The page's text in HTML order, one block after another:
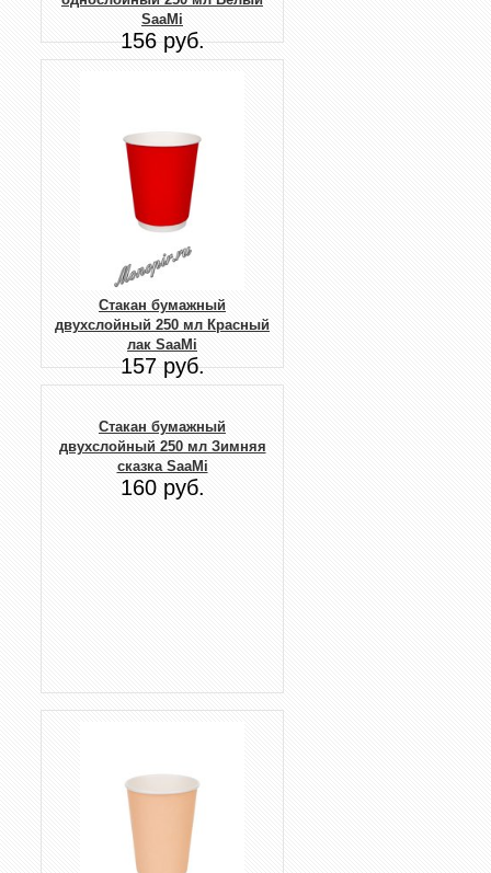
SaaMi
156 руб.
Стакан бумажный
двухслойный 250 мл Красный
лак SaaMi
157 руб.
Стакан бумажный
двухслойный 250 мл Зимняя
сказка SaaMi
160 руб.